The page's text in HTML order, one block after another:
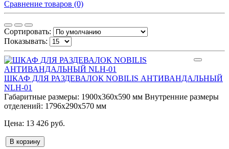
Сравнение товаров (0)
Сортировать:
Показывать:
ШКАФ ДЛЯ РАЗДЕВАЛОК NOBILIS АНТИВАНДАЛЬНЫЙ
NLH-01
Габаритные размеры: 1900x360x590 мм Внутренние размеры
отделений: 1796x290x570 мм
13 426 руб.
В корзину